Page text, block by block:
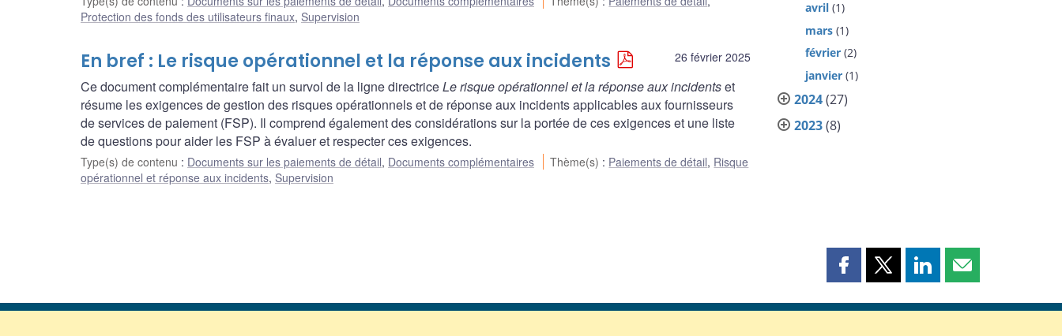
Protection des fonds des utilisateurs finaux, Supervision
26 février 2025
En bref : Le risque opérationnel et la réponse aux incidents
Ce document complémentaire fait un survol de la ligne directriceLe risque opérationnel et la réponse aux incidentset
résume les exigences de gestion des risques opérationnels et de réponse aux incidents applicables aux fournisseurs
de services de paiement (FSP). Il comprend également des considérations sur la portée de ces exigences et une liste
de questions pour aider les FSP à évaluer et respecter ces exigences.
Type(s) de contenu : Documents sur les paiements de détail, Documents complémentaires Thème(s) : Paiements de détail, Risque
opérationnel et réponse aux incidents, Supervision
avril (1)
mars (1)
février (2)
janvier (1)
2024(27)
2023(8)
Partager
page
Partager
page
Partager
page
Partager
page